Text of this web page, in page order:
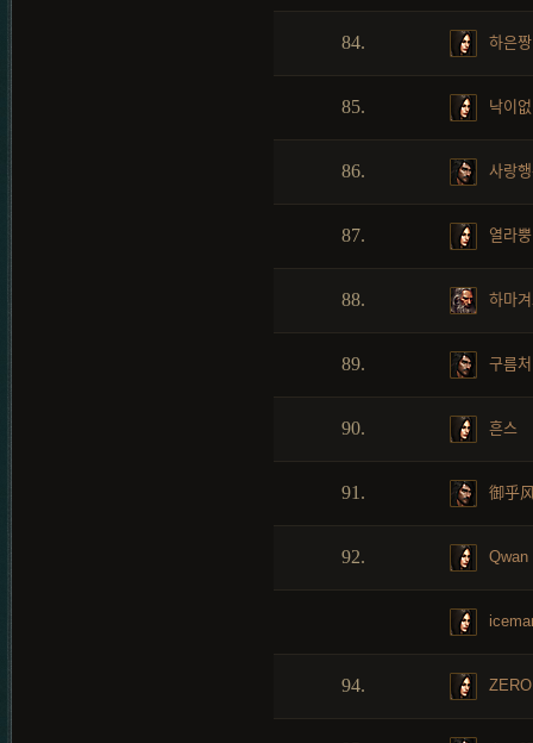
84. 하은짱
85. 낙이
86. 사랑
87. 열라뿡
88. 하마
89. 구름
90. 흔스
91. 御乎
92. Qwan
94. ZERO